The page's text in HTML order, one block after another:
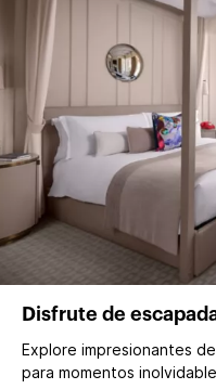
Disfrute de
Explore impresionantes
para momentos